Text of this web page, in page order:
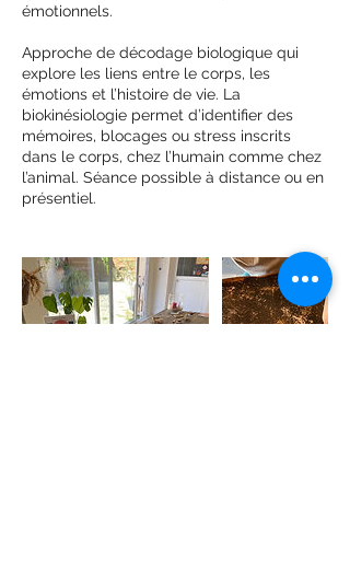
émotionnels.
Approche de décodage biologique qui
explore les liens entre le corps, les
émotions et l’histoire de vie. La
biokinésiologie permet d’identifier des
mémoires, blocages ou stress inscrits
dans le corps, chez l’humain comme chez
l’animal. Séance possible à distance ou en
présentiel.